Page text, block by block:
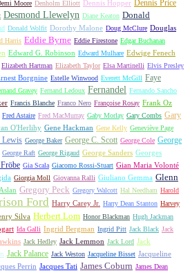
Moore Denholm Elliott Dennis Hopper Dennis Price
Desmond Llewelyn Diane Keaton Donald
Donald Wolfit Dorothy Malone Doug McClure Douglas
Harris Eddie Byrne Eddie Firestone Edgar Buchanan
Edward G. Robinson Edward Mulhare Edwige Fenech
Elizabeth Hartman Elizabeth Taylor Elsa Martinelli Elvis Presley
Borgnine Estelle Winwood Everett McGill Faye
Gravey Fernand Ledoux Fernandel Fernando Sancho
Francis Blanche Franco Nero Françoise Rosay Frank Oz
Fred Astaire Fred MacMurray Gaby Morlay Gary Combs Gary
O'Herlihy Gene Hackman Gene Kelly Geneviève Page
Lewis George Baker George C. Scott George Cole George
George Raft George Rigaud George Sanders Georges
Gia Scala Giacomo Rossi-Stuart Gian Maria Volonté
Giorgia Moll Giovanna Ralli Giuliano Gemma Glenn
Gregory Peck Gregory Walcott Hal Needham Harold
Ford Harry Carey Jr. Harry Dean Stanton Harvey
Silva Herbert Lom Honor Blackman Hugh Jackman
Ida Galli Ingrid Bergman Ingrid Pitt Jack Black Jack
Jack Hedley Jack Lemmon Jack Lord Jack
Jack Palance Jack Weston Jacqueline Bisset Jacqueline
Perrin Jacques Tati James Coburn James Dean